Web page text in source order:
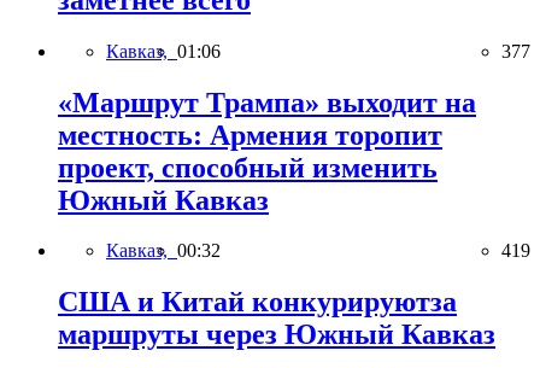
Кавказ, 01:06 377
«Маршрут Трампа» выходит на
местность: Армения торопит
проект, способный изменить
Южный Кавказ
Кавказ, 00:32 419
США и Китай конкурируютза
маршруты через Южный Кавказ